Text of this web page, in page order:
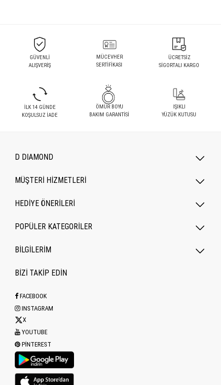
GÜVENLİ
ALIŞVERİŞ
MÜCEVHER
SERTİFİKASI
ÜCRETSİZ
SİGORTALI KARGO
İLK 14 GÜNDE
KOŞULSUZ İADE
ÖMÜR BOYU
BAKIM GARANTİSİ
IŞIKLI
YÜZÜK KUTUSU
D DIAMOND
MÜŞTERİ HİZMETLERİ
HEDİYE ÖNERİLERİ
POPÜLER KATEGORILER
BİLGİLERİM
BİZİ TAKİP EDİN
FACEBOOK
INSTAGRAM
X
YOUTUBE
PINTEREST